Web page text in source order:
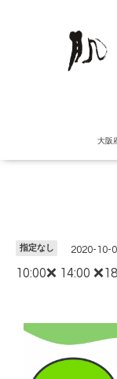
大阪
指定なし 2020-10-
10:00❌ 14:00